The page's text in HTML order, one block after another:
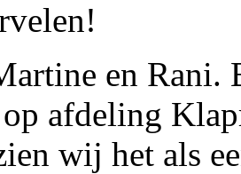
en Rani.
afdeling
wij het als